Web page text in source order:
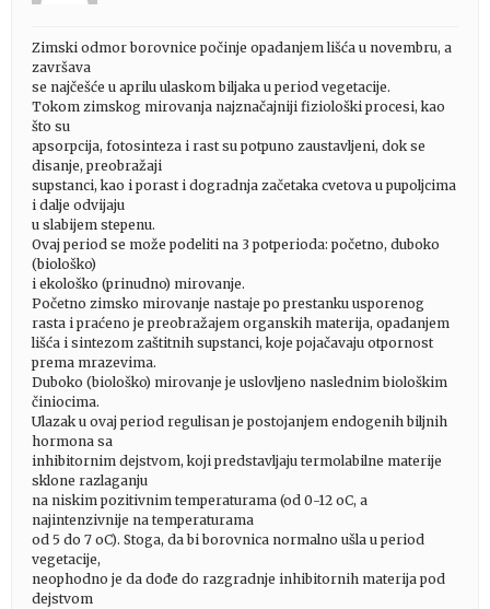
Zimski odmor borovnice počinje opadanjem lišća u novembru, a
završava
se najčešće u aprilu ulaskom biljaka u period vegetacije.
Tokom zimskog mirovanja najznačajniji fiziološki procesi, kao
što su
apsorpcija, fotosinteza i rast su potpuno zaustavljeni, dok se
disanje, preobražaji
supstanci, kao i porast i dogradnja začetaka cvetova u pupoljcima
i dalje odvijaju
u slabijem stepenu.
Ovaj period se može podeliti na 3 potperioda: početno, duboko
(biološko)
i ekološko (prinudno) mirovanje.
Početno zimsko mirovanje nastaje po prestanku usporenog
rasta i praćeno je preobražajem organskih materija, opadanjem
lišća i sintezom zaštitnih supstanci, koje pojačavaju otpornost
prema mrazevima.
Duboko (biološko) mirovanje je uslovljeno naslednim biološkim
činiocima.
Ulazak u ovaj period regulisan je postojanjem endogenih biljnih
hormona sa
inhibitornim dejstvom, koji predstavljaju termolabilne materije
sklone razlaganju
na niskim pozitivnim temperaturama (od 0-12 oC, a
najintenzivnije na temperaturama
od 5 do 7 oC). Stoga, da bi borovnica normalno ušla u period
vegetacije,
neophodno je da dođe do razgradnje inhibitornih materija pod
dejstvom